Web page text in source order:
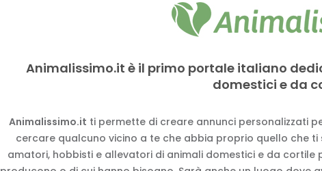
Animalissimo.it è il primo portale italiano
domestici e da
Animalissimo.it ti permette di creare annunci personalizzati
cercare qualcuno vicino a te che abbia proprio quello che
amatori, hobbisti e allevatori di animali domestici e da